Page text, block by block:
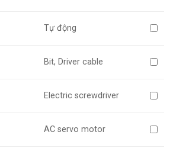
Tự động
Bit, Driver cable
Electric screwdriver
AC servo motor